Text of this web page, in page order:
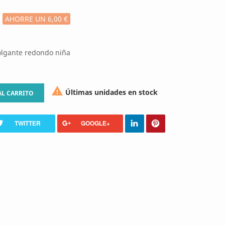
AHORRE UN 6,00 €
redondo niña
CARRITO  Últimas unidades en stock
TWITTER GOOGLE+